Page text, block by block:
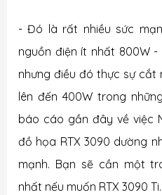
- Đó là rất nhiều sức
nguồn điện ít nhất 800W -
nhưng điều đó thực sự
lên đến 400W trong
báo cáo gần đây về việc
đồ họa RTX 3090 dường
mạnh. Bạn sẽ cần một
nhất nếu muốn RTX 3090 Ti.